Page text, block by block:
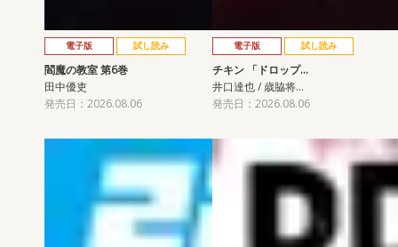
電子版 試し読み
閻魔の教室 第6巻
田中優吏
発売日：2026.08.06
電子版 試し読み
チキン 「ドロップ…
井口達也 / 歳脇将…
発売日：2026.08.06